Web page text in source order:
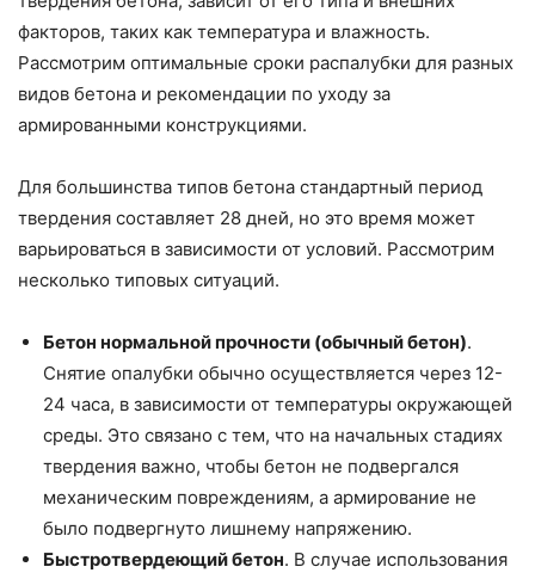
факторов, таких как температура и влажность.
Рассмотрим оптимальные сроки распалубки для разных
видов бетона и рекомендации по уходу за
армированными конструкциями.
Для большинства типов бетона стандартный период
твердения составляет 28 дней, но это время может
варьироваться в зависимости от условий. Рассмотрим
несколько типовых ситуаций.
Бетон нормальной прочности (обычный бетон).
Снятие опалубки обычно осуществляется через 12-
24 часа, в зависимости от температуры окружающей
среды. Это связано с тем, что на начальных стадиях
твердения важно, чтобы бетон не подвергался
механическим повреждениям, а армирование не
было подвергнуто лишнему напряжению.
Быстротвердеющий бетон. В случае использования